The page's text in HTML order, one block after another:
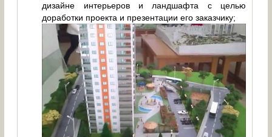
дизайне интерьеров и ландшафта с целью
доработки проекта и презентации его заказчику;